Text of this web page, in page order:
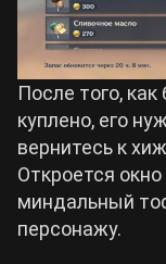
После того,
куплено, его
вернитесь к
Откроется
миндальный
персонажу.